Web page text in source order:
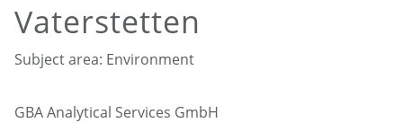
Vaterstetten
Subject area: Environment
GBA Analytical Services GmbH